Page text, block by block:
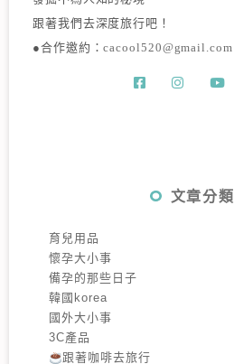
跟著我們去深度旅行吧！
●合作邀約：cacool520@gmail.com
文章分類
育兒用品
懷孕大小事
備孕的那些日子
韓國korea
國外大小事
3C產品
跟著咖啡去旅行